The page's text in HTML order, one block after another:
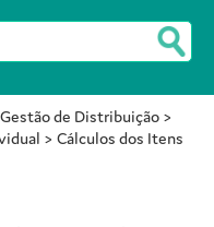
Gestão de Distribuição >
> Cálculos dos Itens